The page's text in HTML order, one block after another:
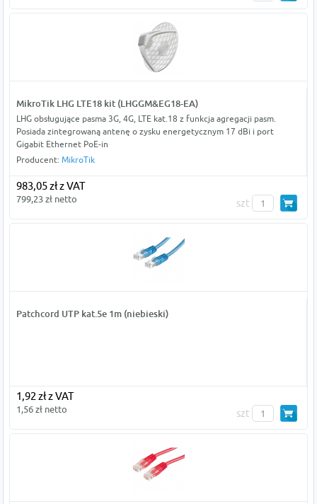
MikroTik LHG LTE18 kit (LHGGM&EG18-EA)
LHG obsługujące pasma 3G, 4G, LTE kat.18 z funkcja agregacji pasm.
Posiada zintegrowaną antenę o zysku energetycznym 17 dBi i port
Gigabit Ethernet PoE-in
Producent: MikroTik
983,05 zł z VAT
799,23 zł netto szt
Patchcord UTP kat.5e 1m (niebieski)
1,92 zł z VAT
1,56 zł netto szt